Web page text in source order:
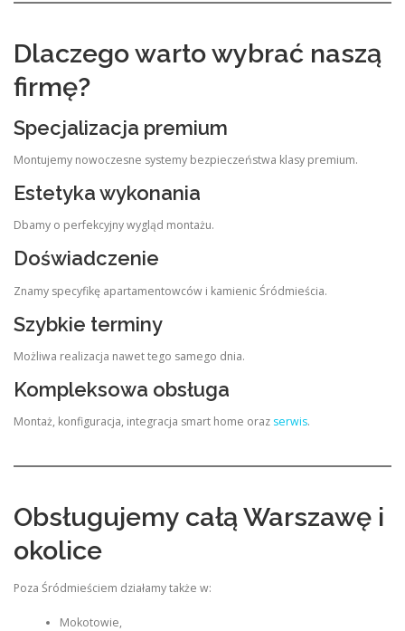
Dlaczego warto wybrać naszą
firmę?
Specjalizacja premium
Montujemy nowoczesne systemy bezpieczeństwa klasy premium.
Estetyka wykonania
Dbamy o perfekcyjny wygląd montażu.
Doświadczenie
Znamy specyfikę apartamentowców i kamienic Śródmieścia.
Szybkie terminy
Możliwa realizacja nawet tego samego dnia.
Kompleksowa obsługa
Montaż, konfiguracja, integracja smart home oraz serwis.
Obsługujemy całą Warszawę i
okolice
Poza Śródmieściem działamy także w:
Mokotowie,